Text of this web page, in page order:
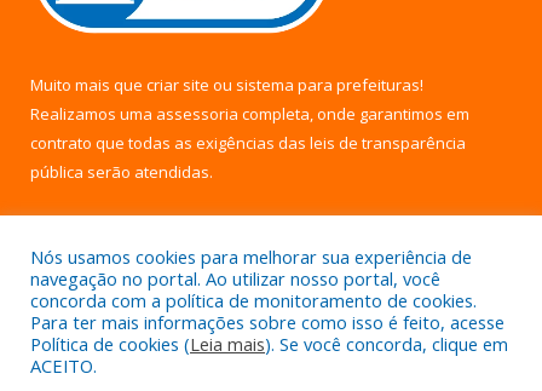
Muito mais que criar site ou sistema para prefeituras!
Realizamos uma assessoria completa, onde garantimos em
contrato que todas as exigências das leis de transparência
pública serão atendidas.
Todos os direitos reservados a Câmara Municipal de Uruará.
Nós usamos cookies para melhorar sua experiência de
navegação no portal. Ao utilizar nosso portal, você
concorda com a política de monitoramento de cookies.
Para ter mais informações sobre como isso é feito, acesse
Política de cookies (Leia mais). Se você concorda, clique em
ACEITO.